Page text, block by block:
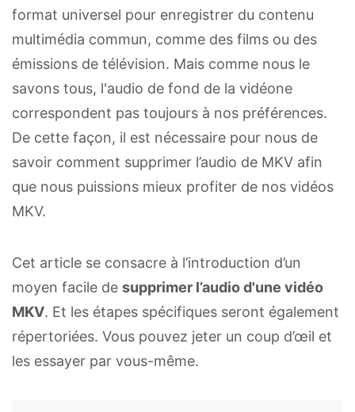
format universel pour enregistrer du contenu
multimédia commun, comme des films ou des
émissions de télévision. Mais comme nous le
savons tous, l'audio de fond de la vidéone
correspondent pas toujours à nos préférences.
De cette façon, il est nécessaire pour nous de
savoir comment supprimer l’audio de MKV afin
que nous puissions mieux profiter de nos vidéos
MKV.
Cet article se consacre à l’introduction d’un
moyen facile de supprimer l’audio d'une vidéo
MKV. Et les étapes spécifiques seront également
répertoriées. Vous pouvez jeter un coup d’œil et
les essayer par vous-même.